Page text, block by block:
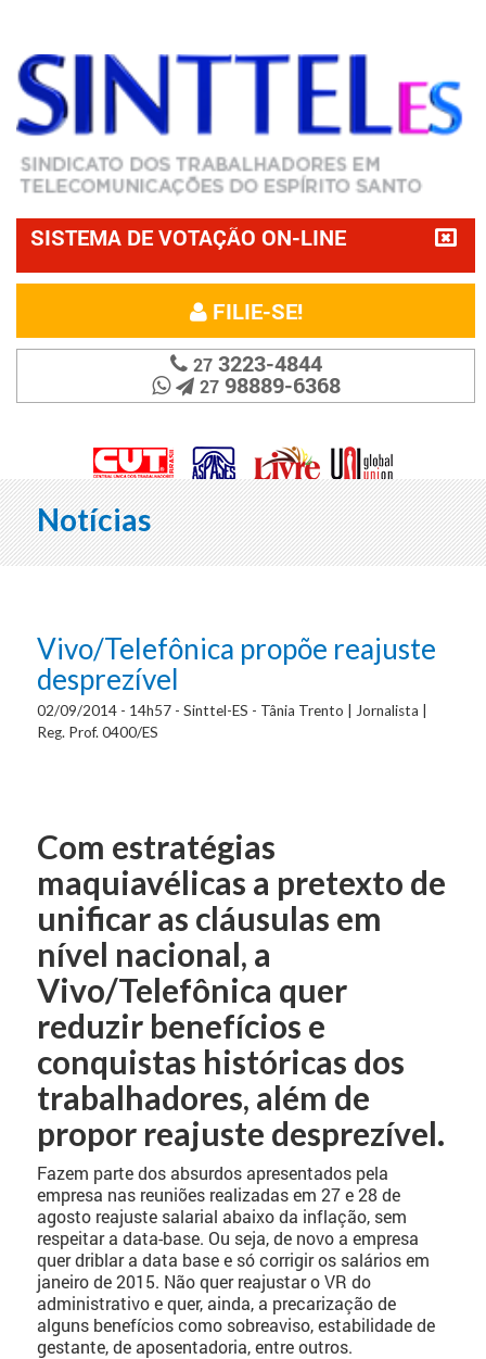
SISTEMA DE VOTAÇÃO ON-LINE
FILIE-SE!
273223-4844
2798889-6368
Notícias
Vivo/Telefônica propõe reajuste
desprezível
02/09/2014 - 14h57 - Sinttel-ES - Tânia Trento | Jornalista |
Reg. Prof. 0400/ES
Com estratégias
maquiavélicas a pretexto de
unificar as cláusulas em
nível nacional, a
Vivo/Telefônica quer
reduzir benefícios e
conquistas históricas dos
trabalhadores, além de
propor reajuste desprezível.
Fazem parte dos absurdos apresentados pela
empresa nas reuniões realizadas em 27 e 28 de
agosto reajuste salarial abaixo da inflação, sem
respeitar a data-base. Ou seja, de novo a empresa
quer driblar a data base e só corrigir os salários em
janeiro de 2015. Não quer reajustar o VR do
administrativo e quer, ainda, a precarização de
alguns benefícios como sobreaviso, estabilidade de
gestante, de aposentadoria, entre outros.